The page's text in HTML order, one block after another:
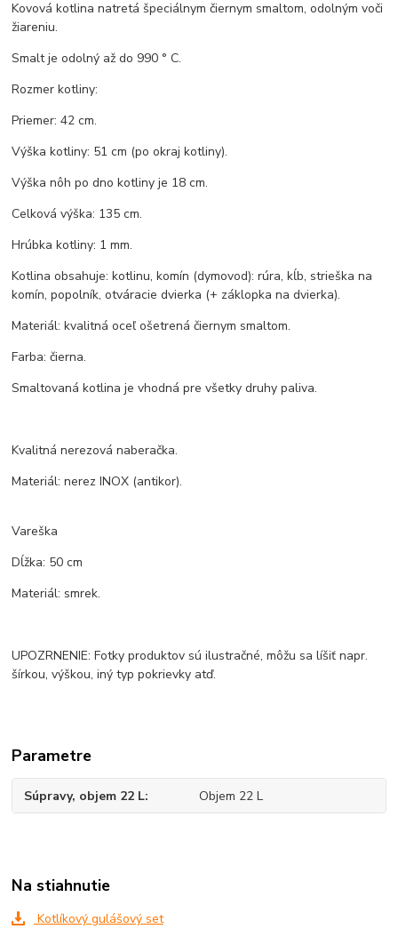
Kovová kotlina natretá špeciálnym čiernym smaltom, odolným voči
žiareniu.
Smalt je odolný až do 990 ° C.
Rozmer kotliny:
Priemer: 42 cm.
Výška kotliny: 51 cm (po okraj kotliny).
Výška nôh po dno kotliny je 18 cm.
Celková výška: 135 cm.
Hrúbka kotliny: 1 mm.
Kotlina obsahuje: kotlinu, komín (dymovod): rúra, kĺb, strieška na
komín, popolník, otváracie dvierka (+ záklopka na dvierka).
Materiál: kvalitná oceľ ošetrená čiernym smaltom.
Farba: čierna.
Smaltovaná kotlina je vhodná pre všetky druhy paliva.
Kvalitná nerezová naberačka.
Materiál: nerez INOX (antikor).
Vareška
Dĺžka: 50 cm
Materiál: smrek.
UPOZRNENIE: Fotky produktov sú ilustračné, môžu sa líšiť napr.
šírkou, výškou, iný typ pokrievky atď.
Parametre
Súpravy, objem 22 L Objem 22 L
Na stiahnutie
Kotlíkový gulášový set